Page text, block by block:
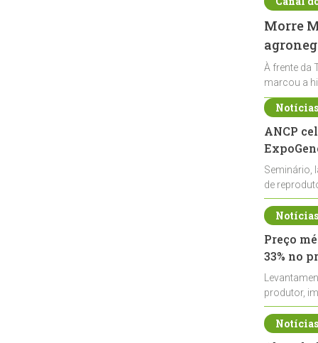
Morre
À frente da
marcou a
ANCP
Seminário,
de
durante a
Preço
33% no
produtor,
de leite cru